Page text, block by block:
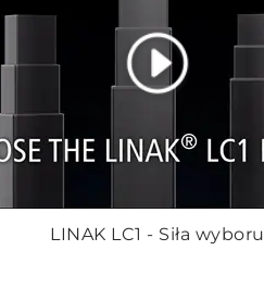
LINAK LC1 - Siła wyboru